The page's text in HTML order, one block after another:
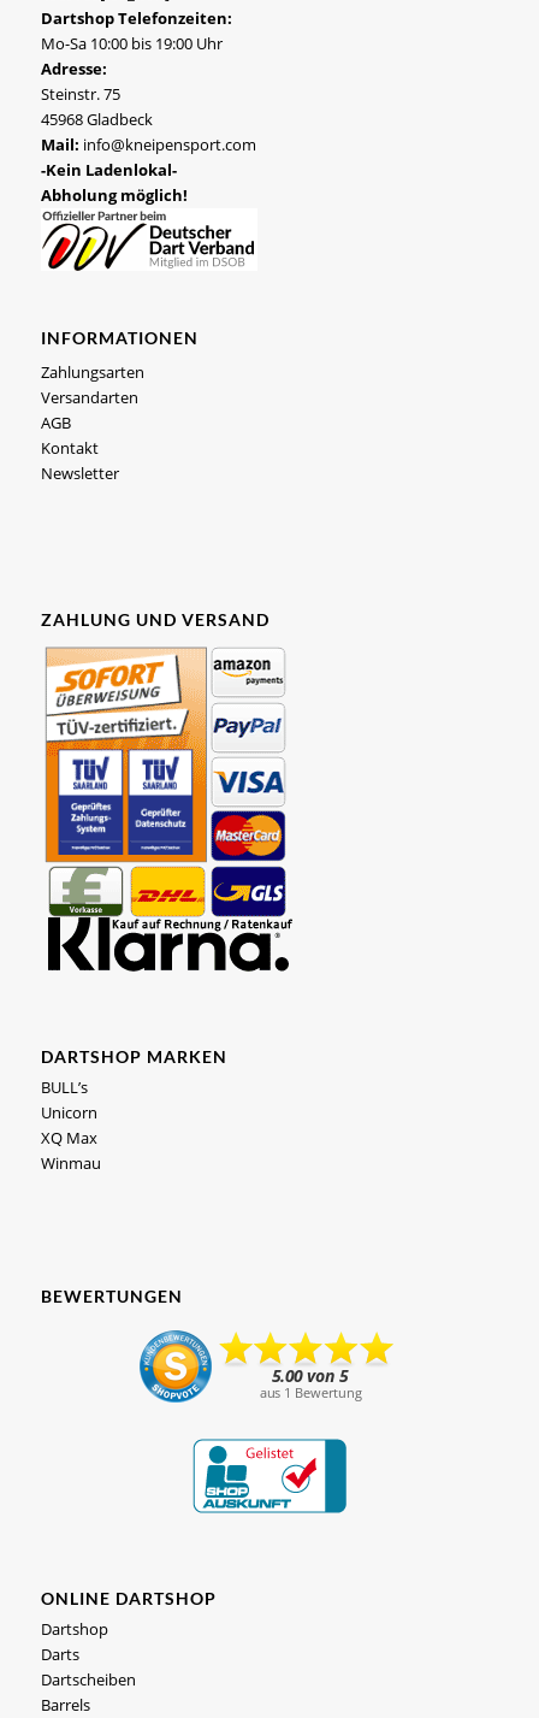
Dartshop Telefonzeiten:
Mo-Sa 10:00 bis 19:00 Uhr
Adresse:
Steinstr. 75
45968 Gladbeck
Mail: info@kneipensport.com
-Kein Ladenlokal-
Abholung möglich!
INFORMATIONEN
Zahlungsarten
Versandarten
AGB
Kontakt
Newsletter
ZAHLUNG UND VERSAND
DARTSHOP MARKEN
BULL’s
Unicorn
XQ Max
Winmau
BEWERTUNGEN
ONLINE DARTSHOP
Dartshop
Darts
Dartscheiben
Barrels